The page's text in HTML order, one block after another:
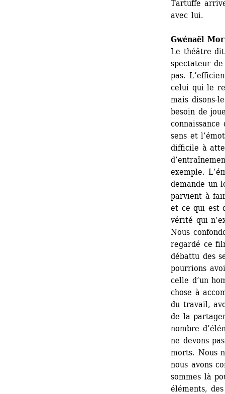
Tartuffe
avec lui.
Gwénaël
Le théâtre
spectateur
pas.
celui qui le
mais disons-
besoin de
sens et
difficile à
exemple.
demande un
parvient à
et ce qui est
vérité qui
Nous
regardé ce
débattu des
pourrions
celle d’un
chose à
du travail,
de la
nombre
ne devons
morts. Nous
nous avons
sommes là
éléments,